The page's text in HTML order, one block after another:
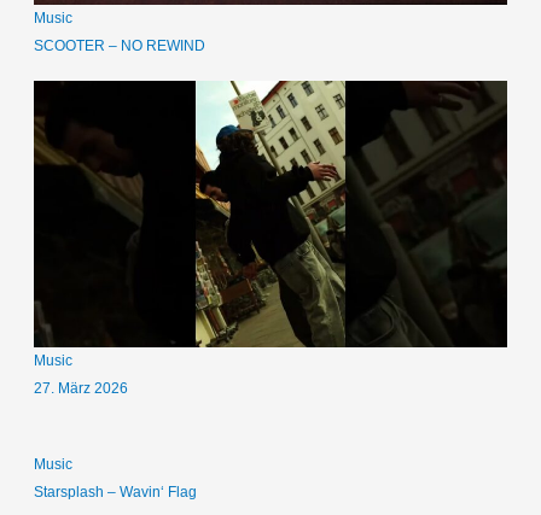
Music
SCOOTER – NO REWIND
Music
27. März 2026
Music
Starsplash – Wavin‘ Flag